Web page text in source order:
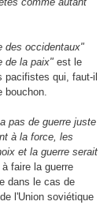
des occidentaux"
de la paix" est le
pacifistes qui, faut-il
bouchon.
pas de guerre juste
à la force, les
et la guerre serait
faire la guerre
dans le cas de
l'Union soviétique